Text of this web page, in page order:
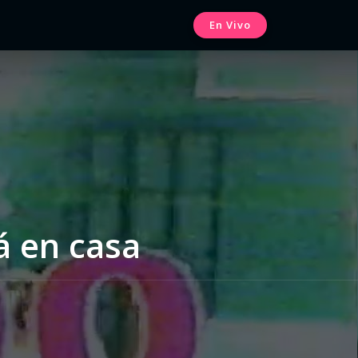
En Vivo
en casa